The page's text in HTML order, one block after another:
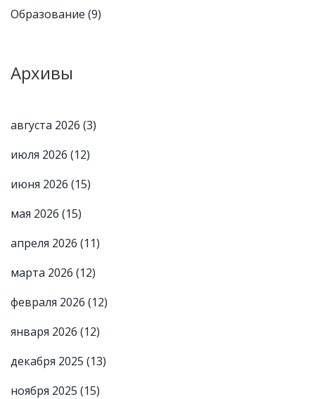
Образование (9)
Архивы
августа 2026 (3)
июля 2026 (12)
июня 2026 (15)
мая 2026 (15)
апреля 2026 (11)
марта 2026 (12)
февраля 2026 (12)
января 2026 (12)
декабря 2025 (13)
ноября 2025 (15)